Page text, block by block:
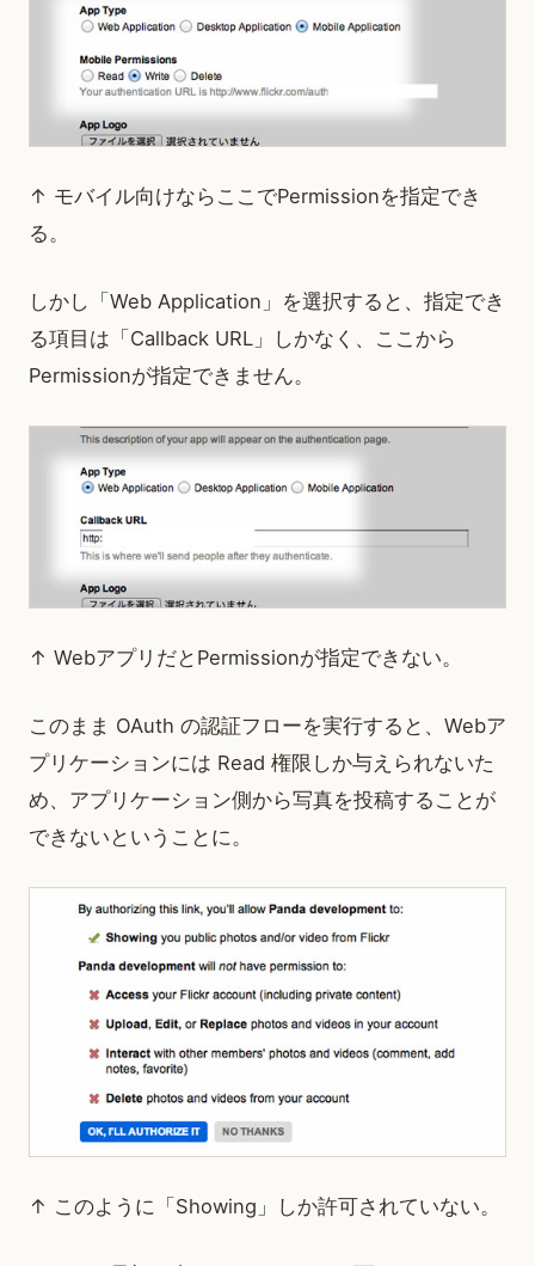
↑ モバイル向けならここでPermissionを指定でき
る。
しかし「Web Application」を選択すると、指定でき
る項目は「Callback URL」しかなく、ここから
Permissionが指定できません。
↑ WebアプリだとPermissionが指定できない。
このまま OAuth の認証フローを実行すると、Webア
プリケーションには Read 権限しか与えられないた
め、アプリケーション側から写真を投稿することが
できないということに。
↑ このように「Showing」しか許可されていない。